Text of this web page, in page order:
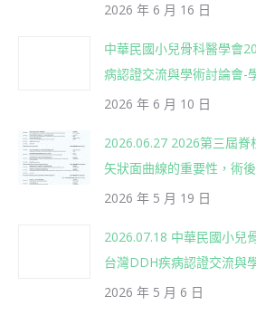
2026 年 6 月 16 日
中華民國小兒骨科醫學會
病認證交流與學術討論會-
2026 年 6 月 10 日
2026.06.27 2026第三屆脊
矢狀面曲線的重要性，術
2026 年 5 月 19 日
2026.07.18 中華民國小兒
台灣DDH疾病認證交流與
2026 年 5 月 6 日